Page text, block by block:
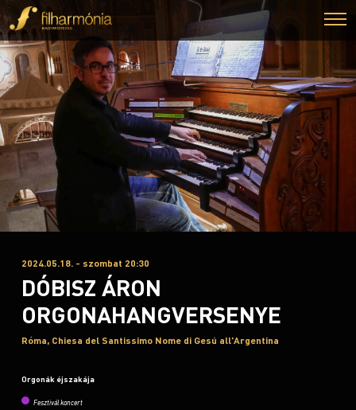
2024.05.18. - szombat 20:30
DÓBISZ ÁRON
ORGONAHANGVERSENYE
Róma, Chiesa del Santissimo Nome di Gesú all'Argentina
Orgonák éjszakája
Fesztivál koncert